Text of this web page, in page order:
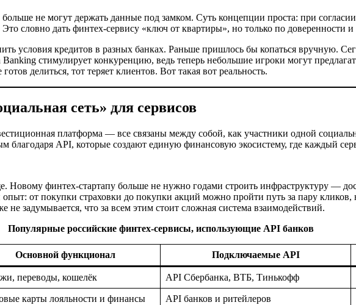
не могут держать данные под замком. Суть концепции проста: при
словно дать финтех-сервису «ключ от квартиры», но только по доверенности
условия кредитов в разных банках. Раньше пришлось бы копаться вручную.
Banking стимулирует конкуренцию, ведь теперь небольшие игроки могут
делиться, тот теряет клиентов. Вот такая вот реальность.
сеть» для сервисов
платформа — все связаны между собой, как участники одной
API, которые создают единую финансовую экосистему, где каждый
Новому финтех-стартапу больше не нужно годами строить инфраструктуру —
от покупки страховки до покупки акций можно пройти путь за пару
не задумывается, что за всем этим стоит сложная система взаимодействий.
Популярные российские финтех-сервисы, использующие API банков
Основной функционал Подключаемые API
переводы, кошелёк API Сбербанка, ВТБ, Тинькофф
карты лояльности и финансы API банков и ритейлеров